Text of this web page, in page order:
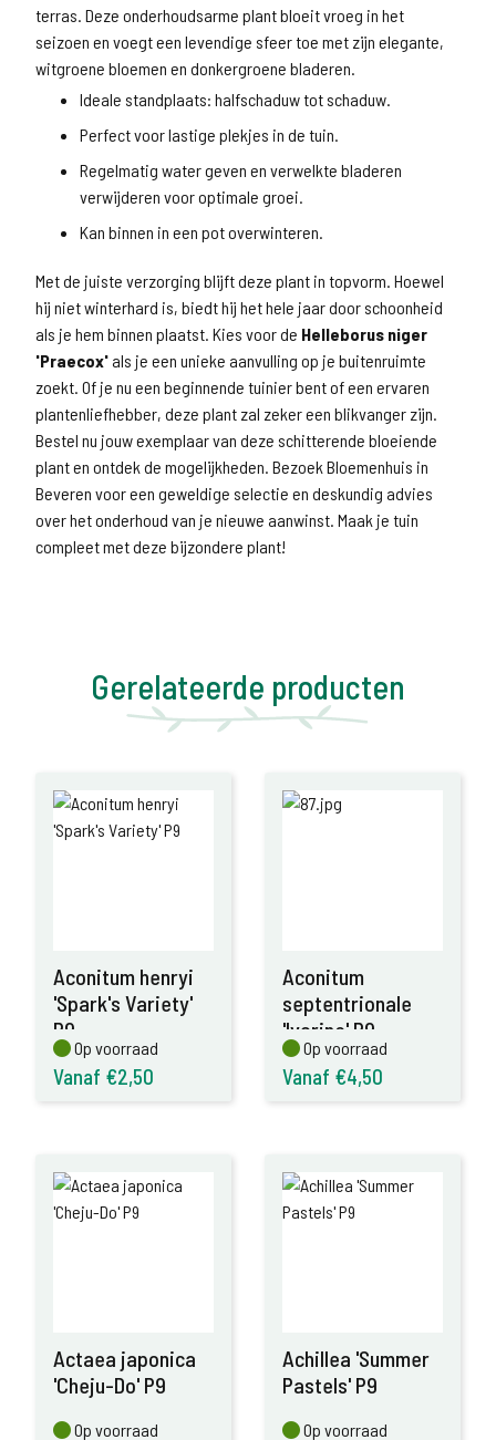
terras. Deze onderhoudsarme plant bloeit vroeg in het
seizoen en voegt een levendige sfeer toe met zijn elegante,
witgroene bloemen en donkergroene bladeren.
Ideale standplaats: halfschaduw tot schaduw.
Perfect voor lastige plekjes in de tuin.
Regelmatig water geven en verwelkte bladeren
verwijderen voor optimale groei.
Kan binnen in een pot overwinteren.
Met de juiste verzorging blijft deze plant in topvorm. Hoewel
hij niet winterhard is, biedt hij het hele jaar door schoonheid
als je hem binnen plaatst. Kies voor de Helleborus niger
'Praecox'als je een unieke aanvulling op je buitenruimte
zoekt. Of je nu een beginnende tuinier bent of een ervaren
plantenliefhebber, deze plant zal zeker een blikvanger zijn.
Bestel nu jouw exemplaar van deze schitterende bloeiende
plant en ontdek de mogelijkheden. Bezoek Bloemenhuis in
Beveren voor een geweldige selectie en deskundig advies
over het onderhoud van je nieuwe aanwinst. Maak je tuin
compleet met deze bijzondere plant!
Gerelateerde producten
Aconitum henryi
'Spark's Variety'
P9
Op voorraad
Op voorraad
Vanaf €2,50
Aconitum
septentrionale
'Ivorine' P9
Op voorraad
Op voorraad
Vanaf €4,50
Actaea japonica
'Cheju-Do' P9
Op voorraad
Op voorraad
Achillea 'Summer
Pastels' P9
Op voorraad
Op voorraad